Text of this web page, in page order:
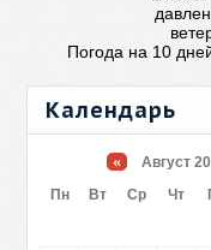
Погода на 10
Календарь
« Август
Пн
Вт Ср Чт